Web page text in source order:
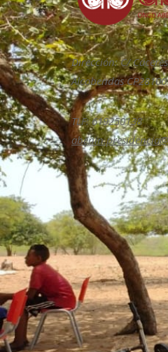
Dirección: C/
Alcobendas CP28100
TLF: